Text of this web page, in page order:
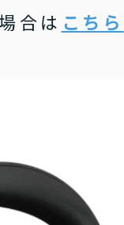
合は こちら